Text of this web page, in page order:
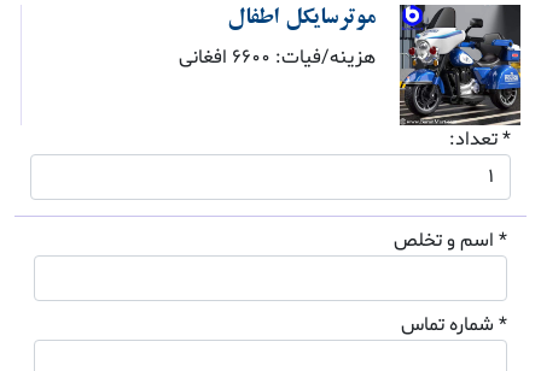
موترسایکل اطفال
هزینه/فیات: 6600 افغانی
* تعداد:
* اسم و تخلص
* شماره تماس